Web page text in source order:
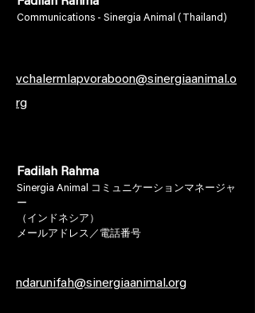
Communications - Sinergia Animal (Thailand)
vchalermlapvoraboon@sinergiaanimal.o
rg
Fadilah Rahma
Sinergia Animal コミュニケーションマネージャ
ー
（ インドネシア）
メールアドレス／電話番号
ndarunifah@sinergiaanimal.org